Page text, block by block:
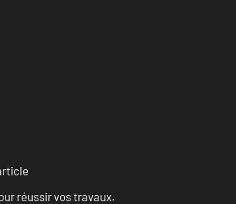
réussir vos travaux.